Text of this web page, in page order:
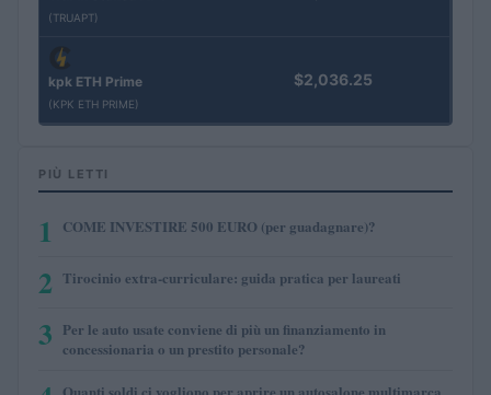
(TRUAPT)
kpk ETH Prime
(KPK ETH PRIME)
$2,036.25
PIÙ LETTI
1 COME INVESTIRE 500 EURO (per guadagnare)?
2 Tirocinio extra-curriculare: guida pratica per laureati
3 Per le auto usate conviene di più un finanziamento in
concessionaria o un prestito personale?